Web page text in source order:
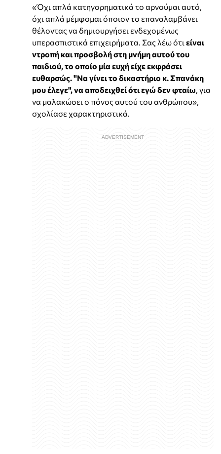
«Όχι απλά κατηγορηματικά το αρνούμαι αυτό,
όχι απλά μέμφομαι όποιον το επαναλαμβάνει
θέλοντας να δημιουργήσει ενδεχομένως
υπερασπιστικά επιχειρήματα. Σας λέω ότι είναι
ντροπή και προσβολή στη μνήμη αυτού του
παιδιού, το οποίο μία ευχή είχε εκφράσει
ευθαρσώς. "Να γίνει το δικαστήριο κ. Σπανάκη
μου έλεγε", να αποδειχθεί ότι εγώ δεν φταίω , για
να μαλακώσει ο πόνος αυτού του ανθρώπου»,
σχολίασε χαρακτηριστικά.